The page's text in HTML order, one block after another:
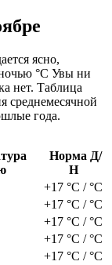
ясно,
°C Увы ни
нет. Таблица
среднемесячной
года.
Норма Д/
Н
+17 °C / °C
+17 °C / °C
+17 °C / °C
+17 °C / °C
+17 °C / °C